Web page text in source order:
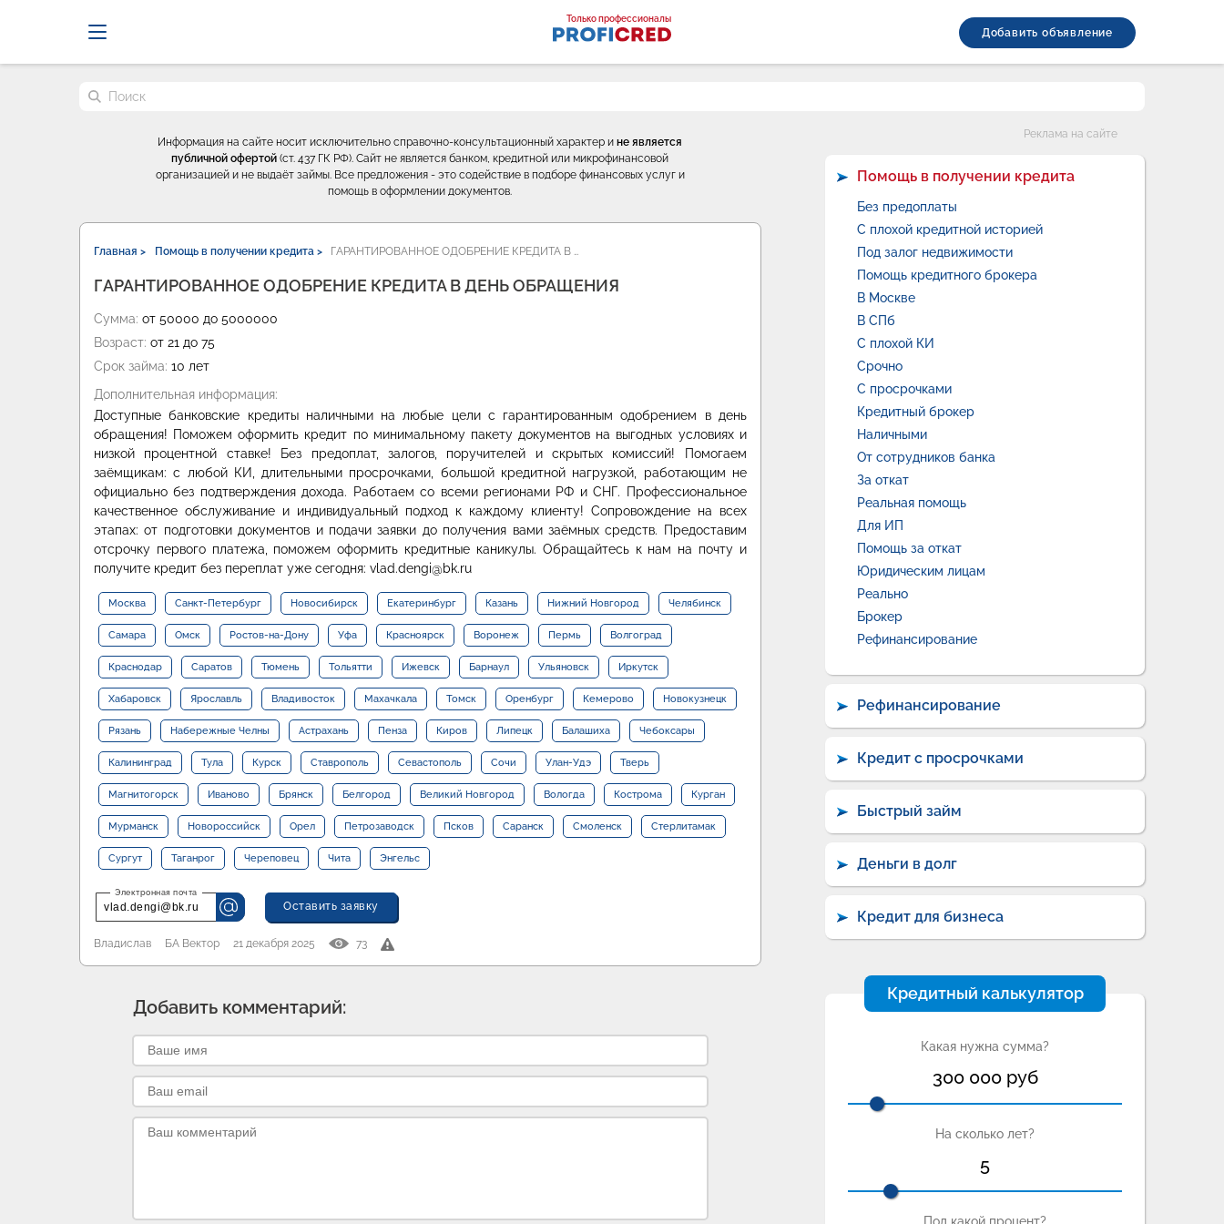
Только профессионалы
Добавить объявление
Поиск по сайту
Информация на сайте носит исключительно справочно-консультационный характер ине является
публичной офертой (ст. 437 ГК РФ). Сайт не является банком, кредитной или микрофинансовой
организацией и не выдаёт займы. Все предложения - это содействие в подборе финансовых услуг и
помощь в оформлении документов.
Главная > Помощь в получении кредита > ГАРАНТИРОВАННОЕ ОДОБРЕНИЕ КРЕДИТА В …
ГАРАНТИРОВАННОЕ ОДОБРЕНИЕ КРЕДИТА В ДЕНЬ ОБРАЩЕНИЯ
Сумма: от 50000 до 5000000
Возраст: от 21 до 75
Срок займа: 10 лет
Дополнительная информация:
Доступные банковские кредиты наличными на любые цели с гарантированным одобрением в день
обращения! Поможем оформить кредит по минимальному пакету документов на выгодных условиях и
низкой процентной ставке! Без предоплат, залогов, поручителей и скрытых комиссий! Помогаем
заёмщикам: с любой КИ, длительными просрочками, большой кредитной нагрузкой, работающим не
официально без подтверждения дохода. Работаем со всеми регионами РФ и СНГ. Профессиональное
качественное обслуживание и индивидуальный подход к каждому клиенту! Сопровождение на всех
этапах: от подготовки документов и подачи заявки до получения вами заёмных средств. Предоставим
отсрочку первого платежа, поможем оформить кредитные каникулы. Обращайтесь к нам на почту и
получите кредит без переплат уже сегодня: vlad.dengi@bk.ru
Москва Санкт-Петербург Новосибирск Екатеринбург Казань Нижний Новгород Челябинск
Самара Омск Ростов-на-Дону Уфа Красноярск Воронеж Пермь Волгоград
Краснодар Саратов Тюмень Тольятти Ижевск Барнаул Ульяновск Иркутск
Хабаровск Ярославль Владивосток Махачкала Томск Оренбург Кемерово Новокузнецк
Рязань Набережные Челны Астрахань Пенза Киров Липецк Балашиха Чебоксары
Калининград Тула Курск Ставрополь Севастополь Сочи Улан-Удэ Тверь
Магнитогорск Иваново Брянск Белгород Великий Новгород Вологда Кострома Курган
Мурманск Новороссийск Орел Петрозаводск Псков Саранск Смоленск Стерлитамак
Сургут Таганрог Череповец Чита Энгельс
vlad.dengi@bk.ru Оставить заявку
Владислав БА Вектор 21 декабря 2025 73
Добавить комментарий:
Реклама на сайте
Помощь в получении кредита
Без предоплаты
С плохой кредитной историей
Под залог недвижимости
Помощь кредитного брокера
В Москве
В СПб
С плохой КИ
Срочно
С просрочками
Кредитный брокер
Наличными
От сотрудников банка
За откат
Реальная помощь
Для ИП
Помощь за откат
Юридическим лицам
Реально
Брокер
Рефинансирование
Рефинансирование
Кредит с просрочками
Быстрый займ
Деньги в долг
Кредит для бизнеса
Кредитный калькулятор
Какая нужна сумма?
300 000руб
На сколько лет?
5